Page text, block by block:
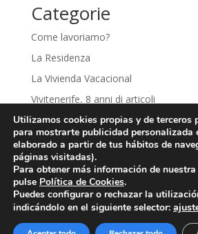
Categorie
Come lavoriamo?
La Residenza
La Vivienda Vacacional
Vivitenerife, 8 anni di articoli
Aviso Legal
Política de
Política de Cookies
Condiciones generales de
Utilizamos cookies propias y de terceros
para mostrarte publicidad personalizada
elaborado a partir de tus hábitos de
páginas visitadas).
Para obtener más información de
pulse Política de Cookies.
Puedes configurar o rechazar la
indicándolo en el siguiente selector: